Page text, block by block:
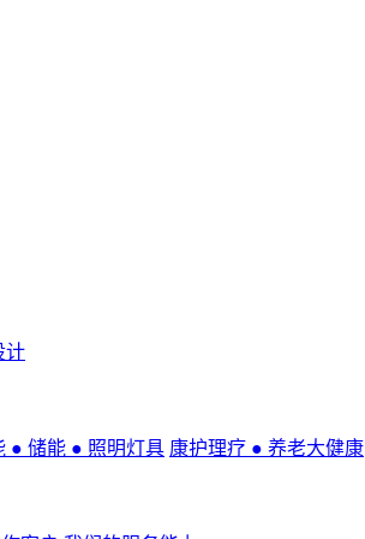
计
● 储能 ● 照明灯具 康护理疗 ● 养老大健康